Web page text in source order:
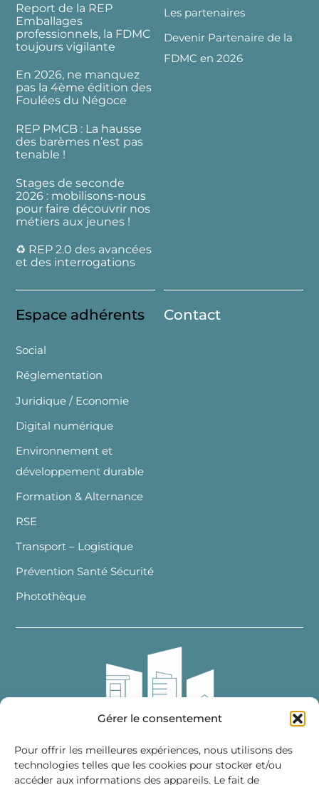
Gérer le consentement
Pour offrir les meilleures expériences, nous utilisons des
technologies telles que les cookies pour stocker et/ou
accéder aux informations des appareils. Le fait de
Report de la REP
Emballages
professionnels, la FDMC
toujours vigilante
En 2026, ne manquez
pas la 4ème édition des
Foulées du Négoce
REP PMCB : La hausse
des barèmes n’est pas
tenable !
Stages de seconde
2026 : mobilisons-nous
pour faire découvrir nos
métiers aux jeunes !
♻️ REP 2.0 des avancées
et des interrogations
Les partenaires
Devenir Partenaire de la
FDMC en 2026
Espace adhérents
Social
Réglementation
Juridique / Economie
Digital numérique
Environnement et
développement durable
Formation & Alternance
RSE
Transport – Logistique
Prévention Santé Sécurité
Photothèque
Contact